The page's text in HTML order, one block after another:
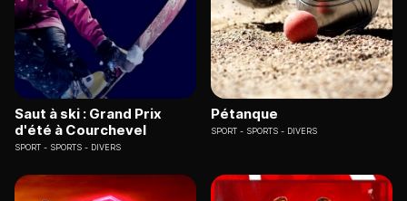
Saut à ski : Grand Prix
d'été à Courchevel
SPORT SPORTS - DIVERS
Pétanque
SPORT SPORTS - DIVERS